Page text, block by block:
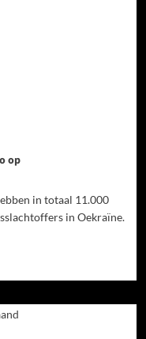
op
in totaal 11.000
in Oekraïne.